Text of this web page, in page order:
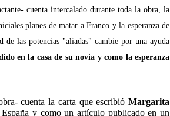
cuenta intercalado durante toda la obra, la
planes de matar a Franco y la esperanza de
las potencias "aliadas" cambie por una ayuda
en la casa de su novia y como la esperanza
cuenta la carta que escribió Margarita
y como un artículo publicado en un